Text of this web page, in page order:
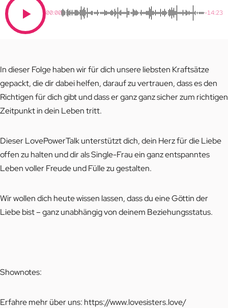
00:00 -14:23
In dieser Folge haben wir für dich unsere liebsten Kraftsätze
gepackt, die dir dabei helfen, darauf zu vertrauen, dass es den
Richtigen für dich gibt und dass er ganz ganz sicher zum richtigen
Zeitpunkt in dein Leben tritt.
Dieser LovePowerTalk unterstützt dich, dein Herz für die Liebe
offen zu halten und dir als Single-Frau ein ganz entspanntes
Leben voller Freude und Fülle zu gestalten.
Wir wollen dich heute wissen lassen, dass du eine Göttin der
Liebe bist – ganz unabhängig von deinem Beziehungsstatus.
Shownotes:
Erfahre mehr über uns: https://www.lovesisters.love/